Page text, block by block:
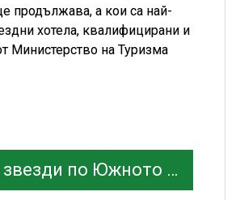
продължава, а кои са най-
хотела, квалифицирани и
Министерство на Туризма
по Южното Черноморие